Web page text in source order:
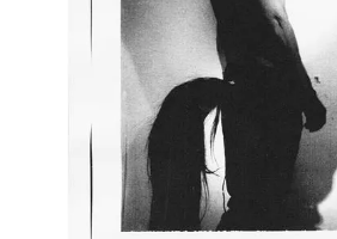
Next
A guest post by
Adelaide Guerisoli
Tote bag collector, culture
spiritual investor.
Latest